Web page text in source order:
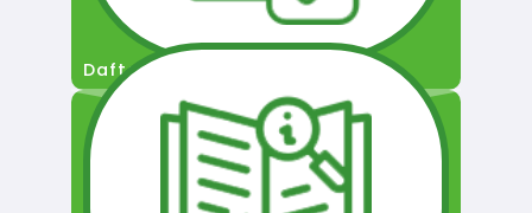
Daftar Pengguna